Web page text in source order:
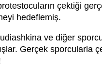
çektiği
hedeflemiş.
ve diğer
Gerçek sporcularla